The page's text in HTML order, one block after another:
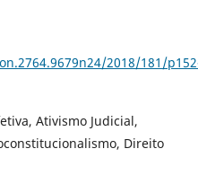
2018/181/
Ativismo Judicial,
Direito